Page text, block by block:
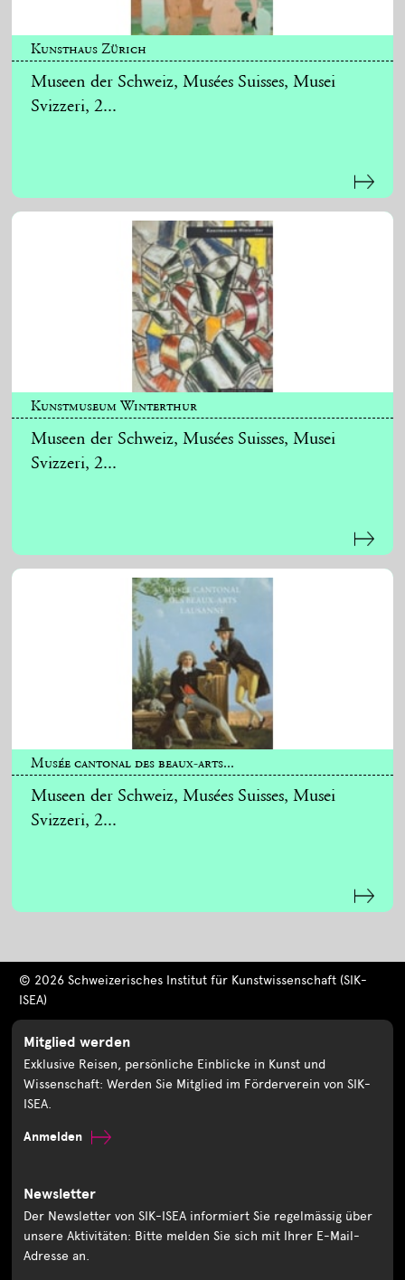
Kunsthaus Zürich
Museen der Schweiz, Musées Suisses, Musei
Svizzeri, 2...
Kunstmuseum Winterthur
Museen der Schweiz, Musées Suisses, Musei
Svizzeri, 2...
Musée cantonal des beaux-arts...
Museen der Schweiz, Musées Suisses, Musei
Svizzeri, 2...
© 2026 Schweizerisches Institut für Kunstwissenschaft (SIK-
ISEA)
Mitglied werden
Exklusive Reisen, persönliche Einblicke in Kunst und
Wissenschaft: Werden Sie Mitglied im Förderverein von SIK-
ISEA.
Anmelden
Newsletter
Der Newsletter von SIK-ISEA informiert Sie regelmässig über
unsere Aktivitäten: Bitte melden Sie sich mit Ihrer E-Mail-
Adresse an.